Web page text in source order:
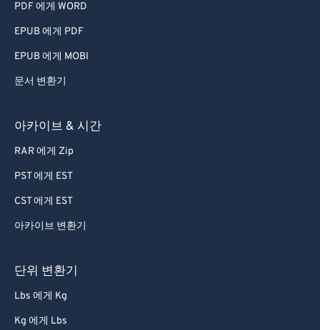
PDF 에게 WORD
EPUB 에게 PDF
EPUB 에게 MOBI
문서 변환기
아카이브 & 시간
RAR 에게 Zip
PST 에게 EST
CST 에게 EST
아카이브 변환기
단위 변환기
Lbs 에게 Kg
Kg 에게 Lbs